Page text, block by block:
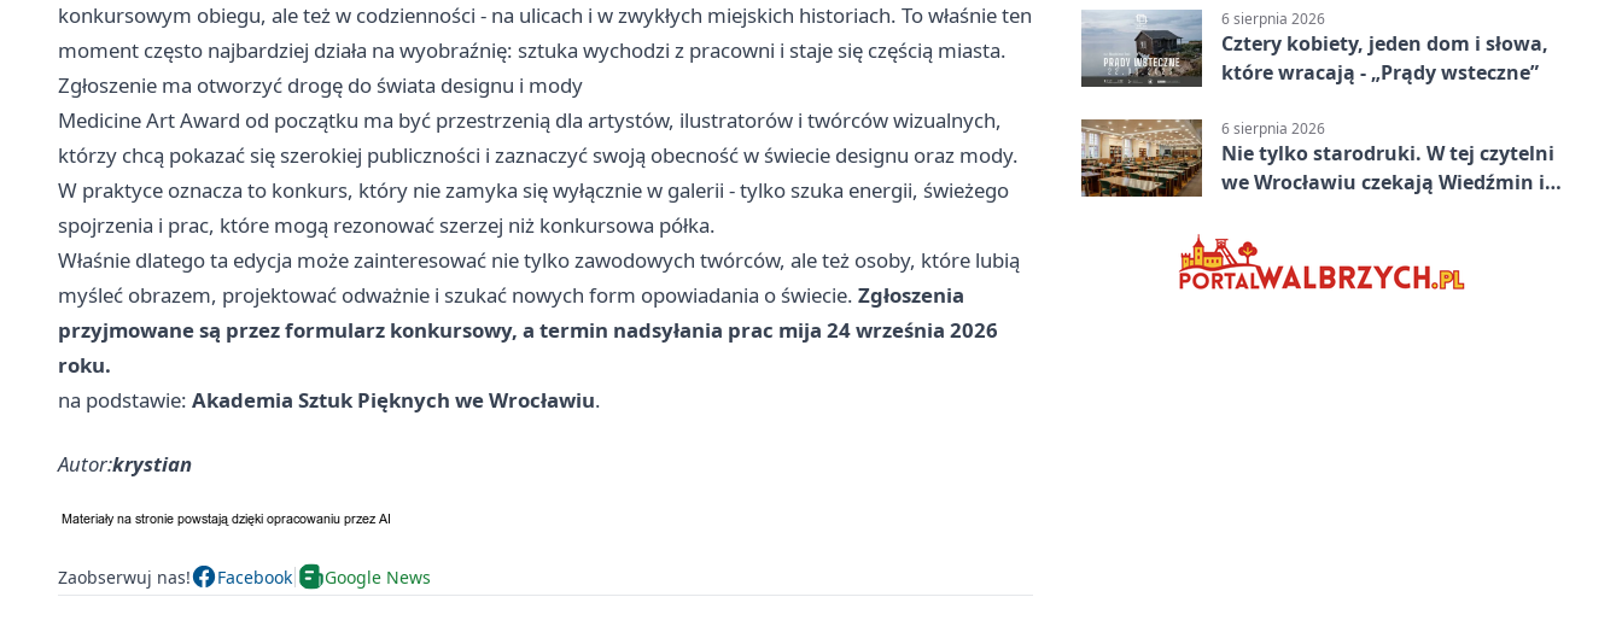
konkursowym obiegu, ale też w codzienności - na ulicach i w zwykłych miejskich historiach. To właśnie ten
moment często najbardziej działa na wyobraźnię: sztuka wychodzi z pracowni i staje się częścią miasta.
Zgłoszenie ma otworzyć drogę do świata designu i mody
Medicine Art Award od początku ma być przestrzenią dla artystów, ilustratorów i twórców wizualnych,
którzy chcą pokazać się szerokiej publiczności i zaznaczyć swoją obecność w świecie designu oraz mody.
W praktyce oznacza to konkurs, który nie zamyka się wyłącznie w galerii - tylko szuka energii, świeżego
spojrzenia i prac, które mogą rezonować szerzej niż konkursowa półka.
Właśnie dlatego ta edycja może zainteresować nie tylko zawodowych twórców, ale też osoby, które lubią
myśleć obrazem, projektować odważnie i szukać nowych form opowiadania o świecie. Zgłoszenia
przyjmowane są przez formularz konkursowy, a termin nadsyłania prac mija 24 września 2026
roku.
na podstawie: Akademia Sztuk Pięknych we Wrocławiu.
Autor:krystian
Zaobserwuj nas! Facebook Google News
6 sierpnia 2026
Cztery kobiety, jeden dom i słowa,
które wracają - „Prądy wsteczne”
6 sierpnia 2026
Nie tylko starodruki. W tej czytelni
we Wrocławiu czekają Wiedźmin i